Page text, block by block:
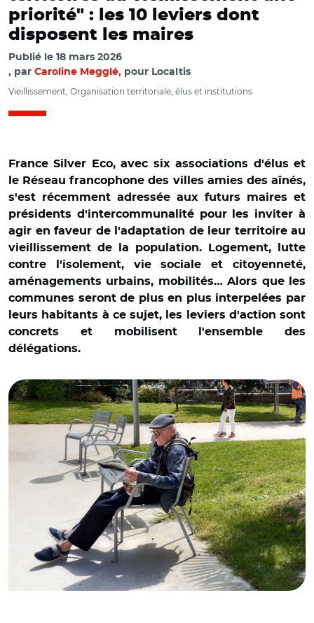
priorité" : les 10 leviers dont
disposent les maires
Publié le 18 mars 2026
par Caroline Megglé, pour Localtis
Vieillissement, Organisation territoriale, élus et institutions
France Silver Eco, avec six associations d'élus et
le Réseau francophone des villes amies des aînés,
s'est récemment adressée aux futurs maires et
présidents d'intercommunalité pour les inviter à
agir en faveur de l'adaptation de leur territoire au
vieillissement de la population. Logement, lutte
contre l'isolement, vie sociale et citoyenneté,
aménagements urbains, mobilités… Alors que les
communes seront de plus en plus interpelées par
leurs habitants à ce sujet, les leviers d'action sont
concrets et mobilisent l'ensemble des
délégations.